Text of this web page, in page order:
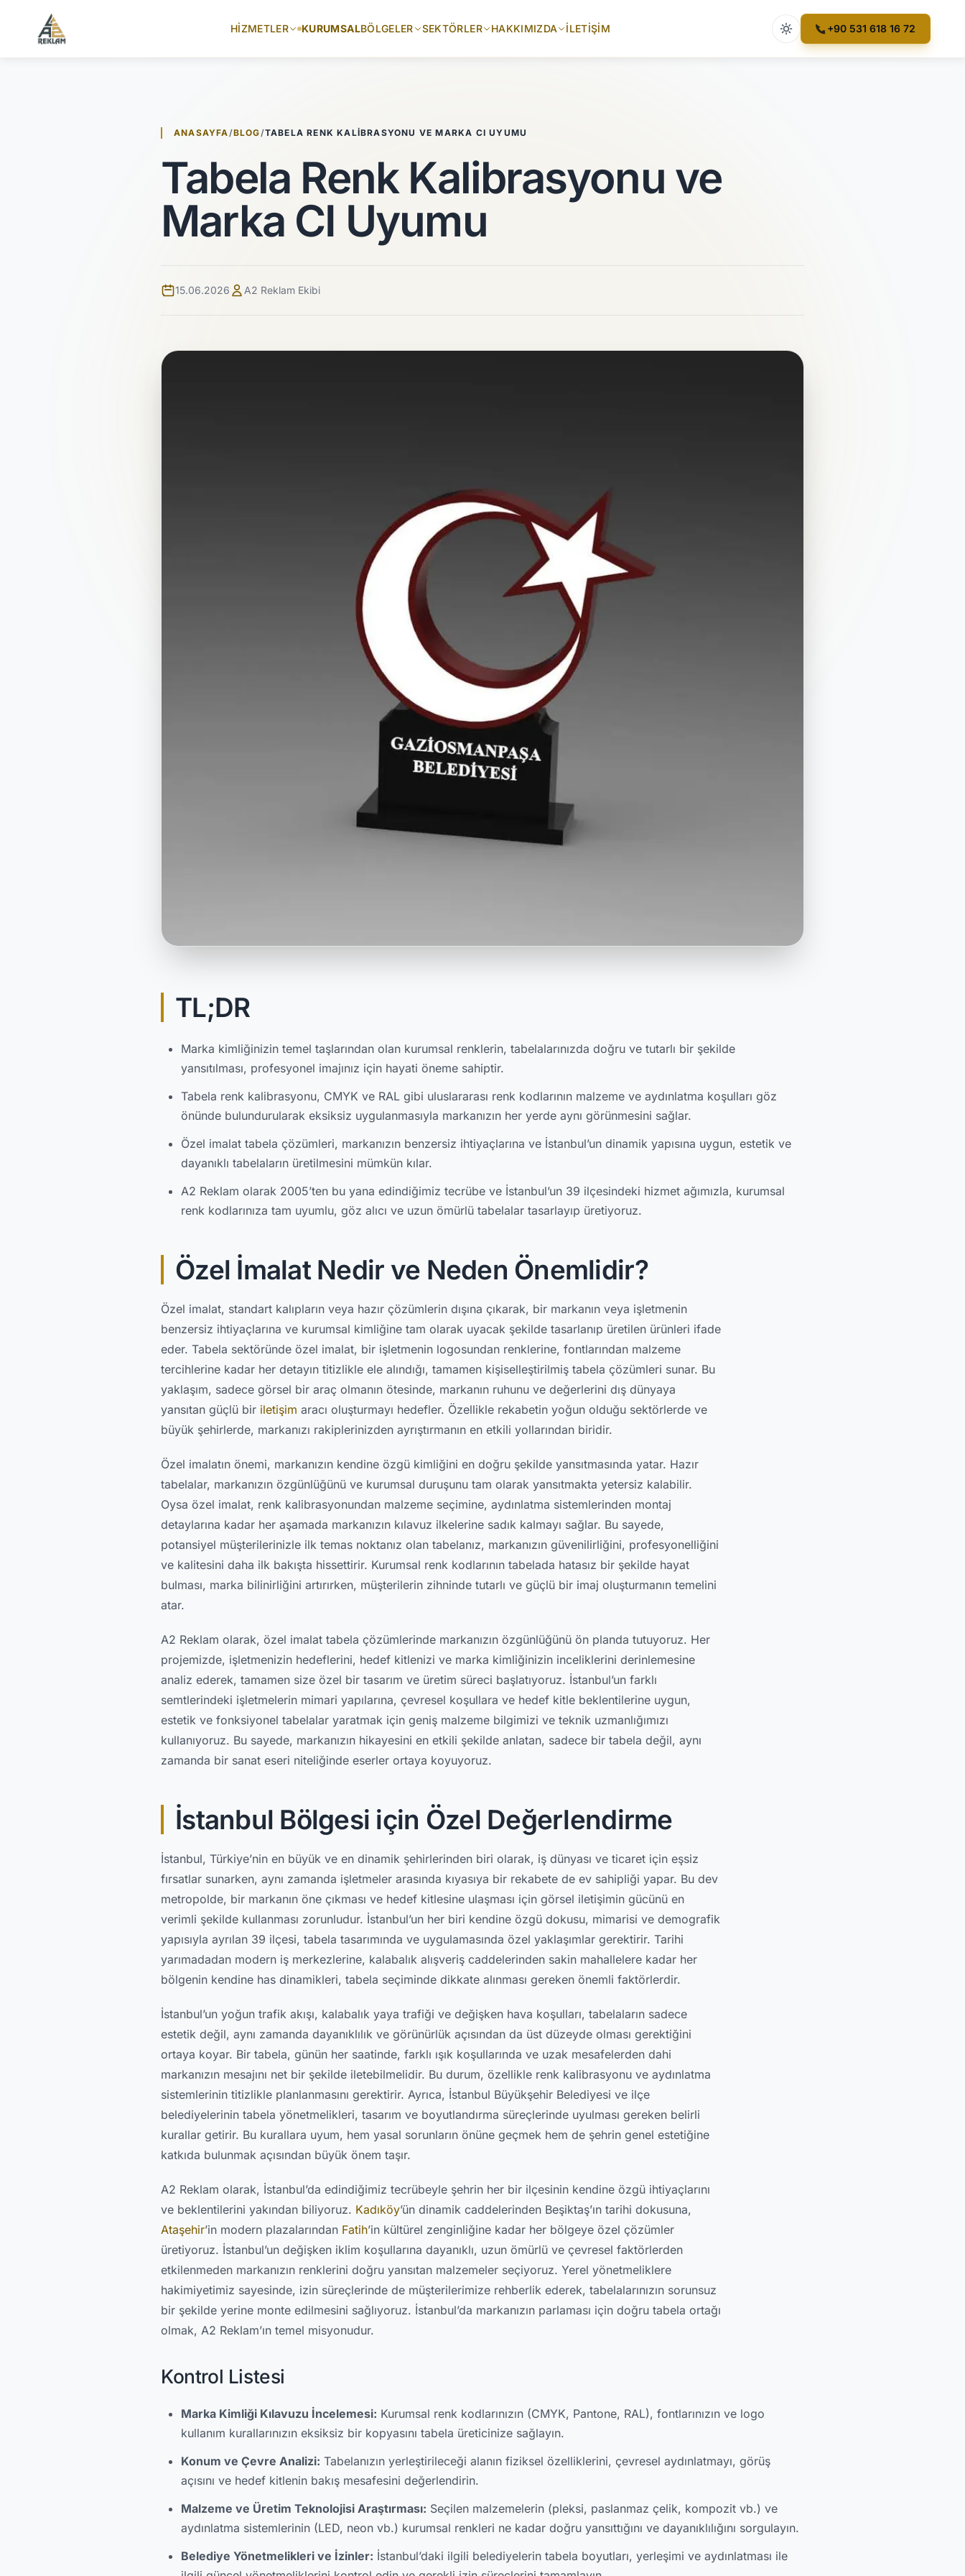
HIZMETLER KURUMSALBÖLGELER SEKTÖRLER HAKKIMIZDA İLETIŞIM Açık tema etkin
+90 531 618 16 72
ANASAYFA/BLOG/TABELA RENK KALIBRASYONU VE MARKA CI UYUMU
Tabela Renk Kalibrasyonu ve
Marka CI Uyumu
15.06.2026 A2 Reklam Ekibi
TL;DR
Marka kimliğinizin temel taşlarından olan kurumsal renklerin, tabelalarınızda doğru ve tutarlı bir şekilde
yansıtılması, profesyonel imajınız için hayati öneme sahiptir.
Tabela renk kalibrasyonu, CMYK ve RAL gibi uluslararası renk kodlarının malzeme ve aydınlatma koşulları göz
önünde bulundurularak eksiksiz uygulanmasıyla markanızın her yerde aynı görünmesini sağlar.
Özel imalat tabela çözümleri, markanızın benzersiz ihtiyaçlarına ve İstanbul’un dinamik yapısına uygun, estetik ve
dayanıklı tabelaların üretilmesini mümkün kılar.
A2 Reklam olarak 2005’ten bu yana edindiğimiz tecrübe ve İstanbul’un 39 ilçesindeki hizmet ağımızla, kurumsal
renk kodlarınıza tam uyumlu, göz alıcı ve uzun ömürlü tabelalar tasarlayıp üretiyoruz.
Özel İmalat Nedir ve Neden Önemlidir?
Özel imalat, standart kalıpların veya hazır çözümlerin dışına çıkarak, bir markanın veya işletmenin
benzersiz ihtiyaçlarına ve kurumsal kimliğine tam olarak uyacak şekilde tasarlanıp üretilen ürünleri ifade
eder. Tabela sektöründe özel imalat, bir işletmenin logosundan renklerine, fontlarından malzeme
tercihlerine kadar her detayın titizlikle ele alındığı, tamamen kişiselleştirilmiş tabela çözümleri sunar. Bu
yaklaşım, sadece görsel bir araç olmanın ötesinde, markanın ruhunu ve değerlerini dış dünyaya
yansıtan güçlü bir iletişim aracı oluşturmayı hedefler. Özellikle rekabetin yoğun olduğu sektörlerde ve
büyük şehirlerde, markanızı rakiplerinizden ayrıştırmanın en etkili yollarından biridir.
Özel imalatın önemi, markanızın kendine özgü kimliğini en doğru şekilde yansıtmasında yatar. Hazır
tabelalar, markanızın özgünlüğünü ve kurumsal duruşunu tam olarak yansıtmakta yetersiz kalabilir.
Oysa özel imalat, renk kalibrasyonundan malzeme seçimine, aydınlatma sistemlerinden montaj
detaylarına kadar her aşamada markanızın kılavuz ilkelerine sadık kalmayı sağlar. Bu sayede,
potansiyel müşterilerinizle ilk temas noktanız olan tabelanız, markanızın güvenilirliğini, profesyonelliğini
ve kalitesini daha ilk bakışta hissettirir. Kurumsal renk kodlarının tabelada hatasız bir şekilde hayat
bulması, marka bilinirliğini artırırken, müşterilerin zihninde tutarlı ve güçlü bir imaj oluşturmanın temelini
atar.
A2 Reklam olarak, özel imalat tabela çözümlerinde markanızın özgünlüğünü ön planda tutuyoruz. Her
projemizde, işletmenizin hedeflerini, hedef kitlenizi ve marka kimliğinizin inceliklerini derinlemesine
analiz ederek, tamamen size özel bir tasarım ve üretim süreci başlatıyoruz. İstanbul’un farklı
semtlerindeki işletmelerin mimari yapılarına, çevresel koşullara ve hedef kitle beklentilerine uygun,
estetik ve fonksiyonel tabelalar yaratmak için geniş malzeme bilgimizi ve teknik uzmanlığımızı
kullanıyoruz. Bu sayede, markanızın hikayesini en etkili şekilde anlatan, sadece bir tabela değil, aynı
zamanda bir sanat eseri niteliğinde eserler ortaya koyuyoruz.
İstanbul Bölgesi için Özel Değerlendirme
İstanbul, Türkiye’nin en büyük ve en dinamik şehirlerinden biri olarak, iş dünyası ve ticaret için eşsiz
fırsatlar sunarken, aynı zamanda işletmeler arasında kıyasıya bir rekabete de ev sahipliği yapar. Bu dev
metropolde, bir markanın öne çıkması ve hedef kitlesine ulaşması için görsel iletişimin gücünü en
verimli şekilde kullanması zorunludur. İstanbul’un her biri kendine özgü dokusu, mimarisi ve demografik
yapısıyla ayrılan 39 ilçesi, tabela tasarımında ve uygulamasında özel yaklaşımlar gerektirir. Tarihi
yarımadadan modern iş merkezlerine, kalabalık alışveriş caddelerinden sakin mahallelere kadar her
bölgenin kendine has dinamikleri, tabela seçiminde dikkate alınması gereken önemli faktörlerdir.
İstanbul’un yoğun trafik akışı, kalabalık yaya trafiği ve değişken hava koşulları, tabelaların sadece
estetik değil, aynı zamanda dayanıklılık ve görünürlük açısından da üst düzeyde olması gerektiğini
ortaya koyar. Bir tabela, günün her saatinde, farklı ışık koşullarında ve uzak mesafelerden dahi
markanızın mesajını net bir şekilde iletebilmelidir. Bu durum, özellikle renk kalibrasyonu ve aydınlatma
sistemlerinin titizlikle planlanmasını gerektirir. Ayrıca, İstanbul Büyükşehir Belediyesi ve ilçe
belediyelerinin tabela yönetmelikleri, tasarım ve boyutlandırma süreçlerinde uyulması gereken belirli
kurallar getirir. Bu kurallara uyum, hem yasal sorunların önüne geçmek hem de şehrin genel estetiğine
katkıda bulunmak açısından büyük önem taşır.
A2 Reklam olarak, İstanbul’da edindiğimiz tecrübeyle şehrin her bir ilçesinin kendine özgü ihtiyaçlarını
ve beklentilerini yakından biliyoruz. Kadıköy’ün dinamik caddelerinden Beşiktaş’ın tarihi dokusuna,
Ataşehir’in modern plazalarından Fatih’in kültürel zenginliğine kadar her bölgeye özel çözümler
üretiyoruz. İstanbul’un değişken iklim koşullarına dayanıklı, uzun ömürlü ve çevresel faktörlerden
etkilenmeden markanızın renklerini doğru yansıtan malzemeler seçiyoruz. Yerel yönetmeliklere
hakimiyetimiz sayesinde, izin süreçlerinde de müşterilerimize rehberlik ederek, tabelalarınızın sorunsuz
bir şekilde yerine monte edilmesini sağlıyoruz. İstanbul’da markanızın parlaması için doğru tabela ortağı
olmak, A2 Reklam’ın temel misyonudur.
Kontrol Listesi
Marka Kimliği Kılavuzu İncelemesi: Kurumsal renk kodlarınızın (CMYK, Pantone, RAL), fontlarınızın ve logo
kullanım kurallarınızın eksiksiz bir kopyasını tabela üreticinize sağlayın.
Konum ve Çevre Analizi: Tabelanızın yerleştirileceği alanın fiziksel özelliklerini, çevresel aydınlatmayı, görüş
açısını ve hedef kitlenin bakış mesafesini değerlendirin.
Malzeme ve Üretim Teknolojisi Araştırması: Seçilen malzemelerin (pleksi, paslanmaz çelik, kompozit vb.) ve
aydınlatma sistemlerinin (LED, neon vb.) kurumsal renkleri ne kadar doğru yansıttığını ve dayanıklılığını sorgulayın.
Belediye Yönetmelikleri ve İzinler: İstanbul’daki ilgili belediyelerin tabela boyutları, yerleşimi ve aydınlatması ile